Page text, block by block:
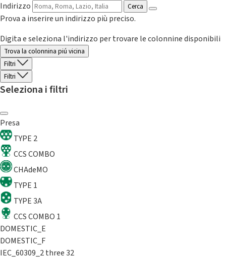
Indirizzo
Cerca
Prova a inserire un indirizzo più preciso.
Digita e seleziona l'indirizzo per trovare le colonnine disponibili
Trova la colonnina piú vicina
Filtri
Filtri
Seleziona i filtri
Presa
TYPE 2
CCS COMBO
CHAdeMO
TYPE 1
TYPE 3A
CCS COMBO 1
DOMESTIC_E
DOMESTIC_F
IEC_60309_2 three 32